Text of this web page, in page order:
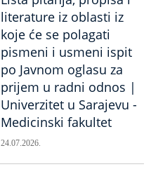
literature iz oblasti iz
koje će se polagati
pismeni i usmeni ispit
po Javnom oglasu za
prijem u radni odnos |
Univerzitet u Sarajevu -
Medicinski fakultet
24.07.2026.